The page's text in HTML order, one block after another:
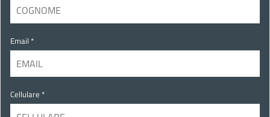
Email *
Cellulare *